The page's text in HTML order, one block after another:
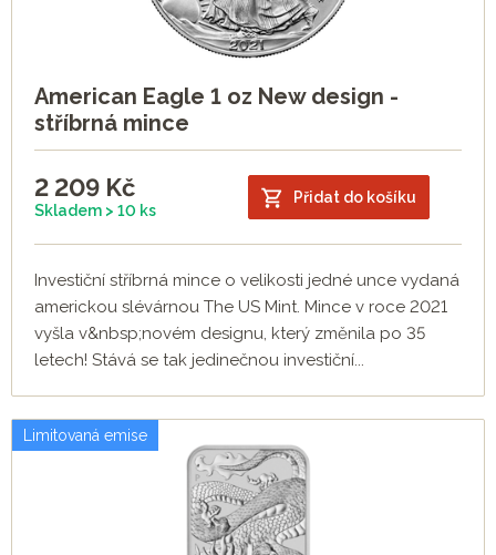
American Eagle 1 oz New design -
stříbrná mince
2 209 Kč
Skladem > 10 ks
Přidat do košíku
Investiční stříbrná mince o velikosti jedné unce vydaná
americkou slévárnou The US Mint. Mince v roce 2021
vyšla v&nbsp;novém designu, který změnila po 35
letech! Stává se tak jedinečnou investiční...
Limitovaná emise